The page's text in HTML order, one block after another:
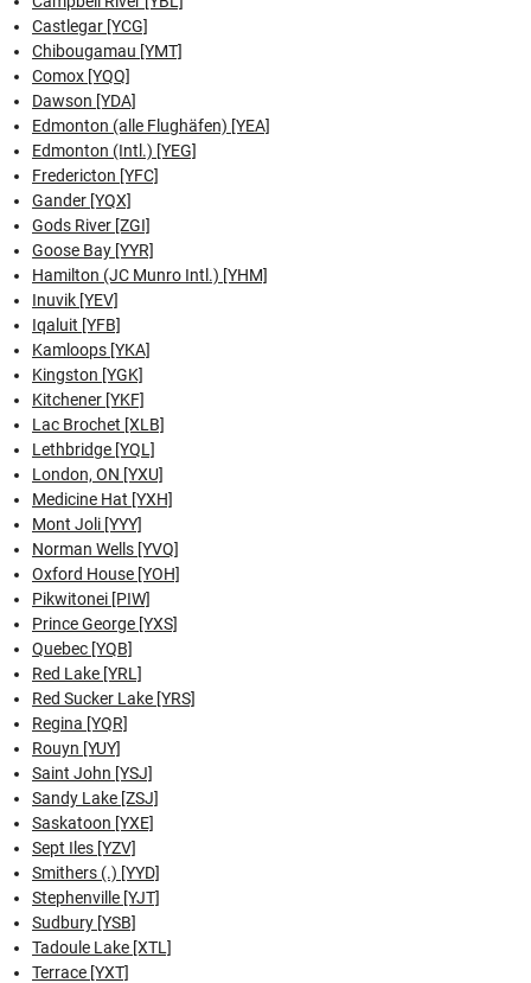
Castlegar [YCG]
Chibougamau [YMT]
Comox [YQQ]
Dawson [YDA]
Edmonton (alle Flughäfen) [YEA]
Edmonton (Intl.) [YEG]
Fredericton [YFC]
Gander [YQX]
Gods River [ZGI]
Goose Bay [YYR]
Hamilton (JC Munro Intl.) [YHM]
Inuvik [YEV]
Iqaluit [YFB]
Kamloops [YKA]
Kingston [YGK]
Kitchener [YKF]
Lac Brochet [XLB]
Lethbridge [YQL]
London, ON [YXU]
Medicine Hat [YXH]
Mont Joli [YYY]
Norman Wells [YVQ]
Oxford House [YOH]
Pikwitonei [PIW]
Prince George [YXS]
Quebec [YQB]
Red Lake [YRL]
Red Sucker Lake [YRS]
Regina [YQR]
Rouyn [YUY]
Saint John [YSJ]
Sandy Lake [ZSJ]
Saskatoon [YXE]
Sept Iles [YZV]
Smithers (.) [YYD]
Stephenville [YJT]
Sudbury [YSB]
Tadoule Lake [XTL]
Terrace [YXT]